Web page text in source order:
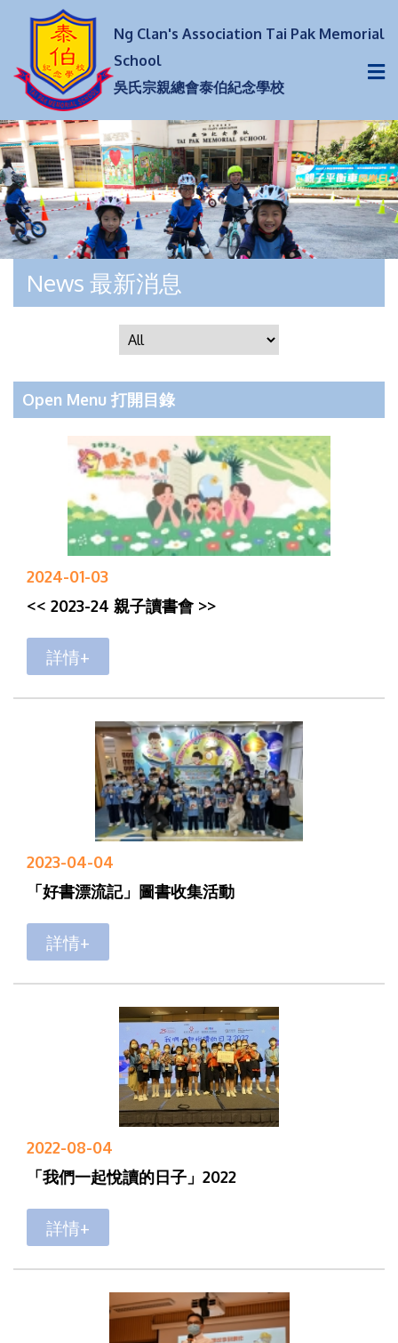
Ng Clan's Association Tai Pak Memorial
School
吳氏宗親總會泰伯紀念學校
News 最新消息
Open Menu 打開目錄
2024-01-03
<< 2023-24 親子讀書會 >>
詳情+
2023-04-04
「好書漂流記」圖書收集活動
詳情+
2022-08-04
「我們一起悅讀的日子」2022
詳情+